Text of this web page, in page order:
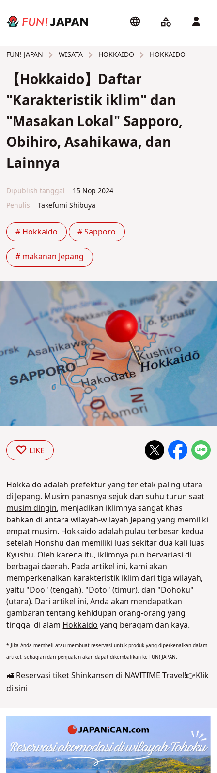
FUN! JAPAN WISATA HOKKAIDO HOKKAIDO
【Hokkaido】Daftar
"Karakteristik iklim" dan
"Masakan Lokal" Sapporo,
Obihiro, Asahikawa, dan
Lainnya
Dipublish tanggal
15 Nop 2024
Penulis
Takefumi Shibuya
# Hokkaido # Sapporo
# makanan Jepang
LIKE
Hokkaido adalah prefektur yang terletak paling utara
di Jepang. Musim panasnya sejuk dan suhu turun saat
musim dingin, menjadikan iklimnya sangat khas
bahkan di antara wilayah-wilayah Jepang yang memiliki
empat musim. Hokkaido adalah pulau terbesar kedua
setelah Honshu dan memiliki luas sekitar dua kali luas
Kyushu. Oleh karena itu, iklimnya pun bervariasi di
berbagai daerah. Pada artikel ini, kami akan
memperkenalkan karakteristik iklim dari tiga wilayah,
yaitu "Doo" (tengah), "Doto" (timur), dan "Dohoku"
(utara). Dari artikel ini, Anda akan mendapatkan
gambaran tentang kehidupan orang-orang yang
tinggal di alam Hokkaido yang beragam dan kaya.
* Jika Anda membeli atau membuat reservasi untuk produk yang diperkenalkan dalam
artikel, sebagian dari penjualan akan dapat dikembalikan ke FUN! JAPAN.
🚅 Reservasi tiket Shinkansen di NAVITIME Travel!👉Klik
di sini